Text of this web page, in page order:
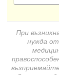
При
нужда